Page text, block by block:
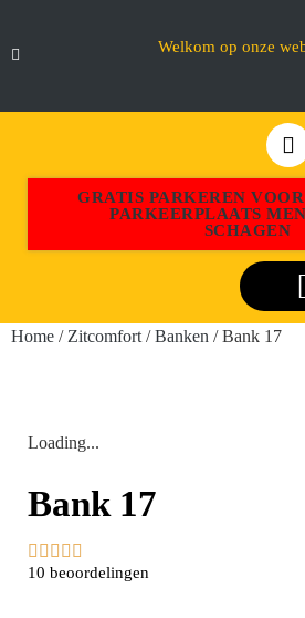
Welkom op onze
GRATIS PARKEREN
PARKEERPLAATS
SCHAGEN
Home / Zitcomfort /Banken / Bank 17
Loading...
Bank 17
    
10 beoordelingen